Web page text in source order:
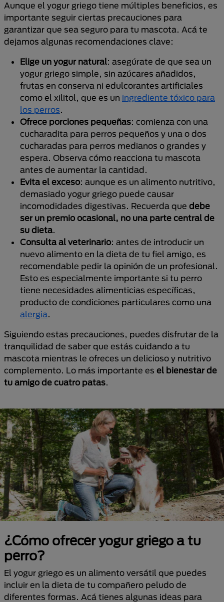
Aunque el yogur griego tiene múltiples beneficios, es
importante seguir ciertas precauciones para
garantizar que sea seguro para tu mascota. Acá te
dejamos algunas recomendaciones clave:
Elige un yogur natural: asegúrate de que sea un
yogur griego simple, sin azúcares añadidos,
frutas en conserva ni edulcorantes artificiales
como el xilitol, que es un ingrediente tóxico para
los perros.
Ofrece porciones pequeñas: comienza con una
cucharadita para perros pequeños y una o dos
cucharadas para perros medianos o grandes y
espera. Observa cómo reacciona tu mascota
antes de aumentar la cantidad.
Evita el exceso: aunque es un alimento nutritivo,
demasiado yogur griego puede causar
incomodidades digestivas. Recuerda que debe
ser un premio ocasional, no una parte central de
su dieta.
Consulta al veterinario: antes de introducir un
nuevo alimento en la dieta de tu fiel amigo, es
recomendable pedir la opinión de un profesional.
Esto es especialmente importante si tu perro
tiene necesidades alimenticias específicas,
producto de condiciones particulares como una
alergia.
Siguiendo estas precauciones, puedes disfrutar de la
tranquilidad de saber que estás cuidando a tu
mascota mientras le ofreces un delicioso y nutritivo
complemento. Lo más importante es el bienestar de
tu amigo de cuatro patas.
¿Cómo ofrecer yogur griego a tu
perro?
El yogur griego es un alimento versátil que puedes
incluir en la dieta de tu compañero peludo de
diferentes formas. Acá tienes algunas ideas para